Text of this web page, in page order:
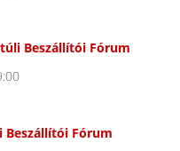
Beszállítói Fórum
Beszállítói Fórum